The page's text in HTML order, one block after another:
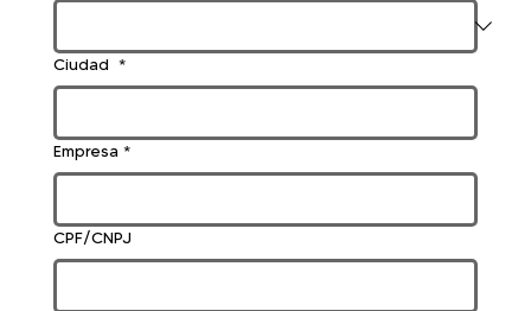
Ciudad *
Empresa *
CPF/CNPJ